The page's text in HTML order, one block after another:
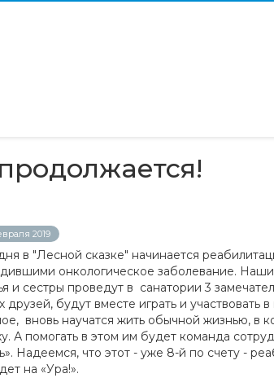
2019
в "Лесной сказке" начинается
онкологическое заболевание.
и сестры проведут в санатории 3
друзей, будут вместе играть и участвовать
вновь научатся жить обычной жизнью, в
А помогать в этом им будет команда
Надеемся, что этот - уже 8-й по счету -
на «Ура!».